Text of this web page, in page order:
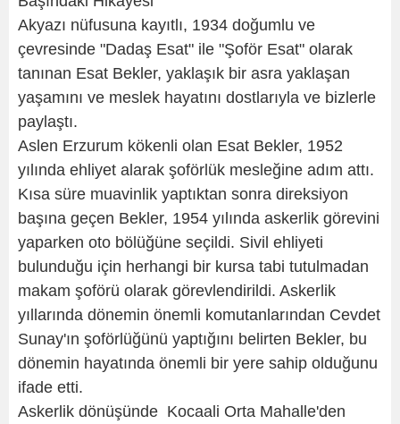
Akyazı nüfusuna kayıtlı, 1934 doğumlu ve
çevresinde "Dadaş Esat" ile "Şoför Esat" olarak
tanınan Esat Bekler, yaklaşık bir asra yaklaşan
yaşamını ve meslek hayatını dostlarıyla ve bizlerle
paylaştı.
Aslen Erzurum kökenli olan Esat Bekler, 1952
yılında ehliyet alarak şoförlük mesleğine adım attı.
Kısa süre muavinlik yaptıktan sonra direksiyon
başına geçen Bekler, 1954 yılında askerlik görevini
yaparken oto bölüğüne seçildi. Sivil ehliyeti
bulunduğu için herhangi bir kursa tabi tutulmadan
makam şoförü olarak görevlendirildi. Askerlik
yıllarında dönemin önemli komutanlarından Cevdet
Sunay'ın şoförlüğünü yaptığını belirten Bekler, bu
dönemin hayatında önemli bir yere sahip olduğunu
ifade etti.
Askerlik dönüşünde Kocaali Orta Mahalle'den